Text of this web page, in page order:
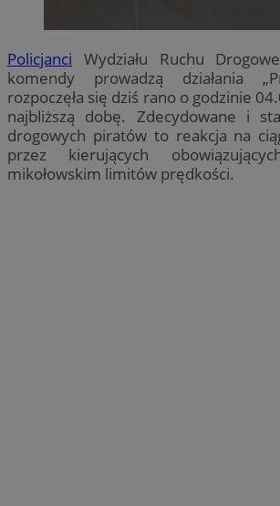
Policjanci Wydziału Ruchu
komendy prowadzą działania
rozpoczęła się dziś rano o godzinie
najbliższą dobę. Zdecydowane i
drogowych piratów to reakcja na
przez kierujących
mikołowskim limitów prędkości.